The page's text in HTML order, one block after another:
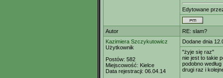
Edytowane
Autor
RE: slam?
Kazimiera Szczykutowicz
Użytkownik
Postów: 582
Miejscowość: Kielce
Data rejestracji: 06.04.14
Dodane dnia
"żyje się raz"
nie jest to takie
podobno według
drugi raz i